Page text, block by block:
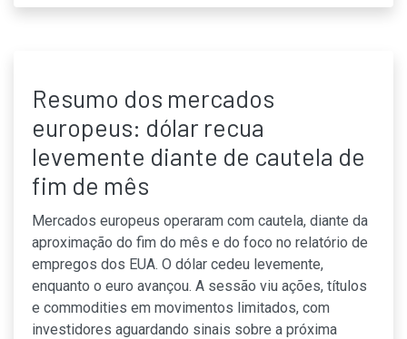
Resumo dos mercados
europeus: dólar recua
levemente diante de cautela de
fim de mês
Mercados europeus operaram com cautela, diante da
aproximação do fim do mês e do foco no relatório de
empregos dos EUA. O dólar cedeu levemente,
enquanto o euro avançou. A sessão viu ações, títulos
e commodities em movimentos limitados, com
investidores aguardando sinais sobre a próxima